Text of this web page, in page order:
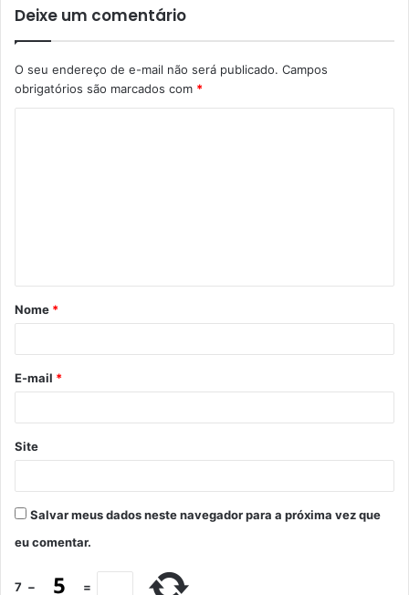
Deixe um comentário
O seu endereço de e-mail não será publicado. Campos
obrigatórios são marcados com *
Nome *
E-mail *
Site
Salvar meus dados neste navegador para a próxima vez que
eu comentar.
7 − =